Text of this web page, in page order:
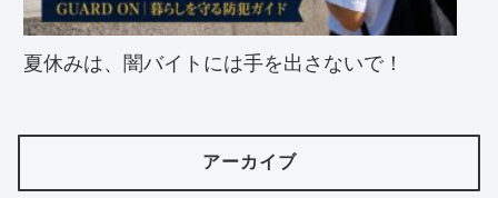
夏休みは、闇バイトには手を出さないで！
アーカイブ